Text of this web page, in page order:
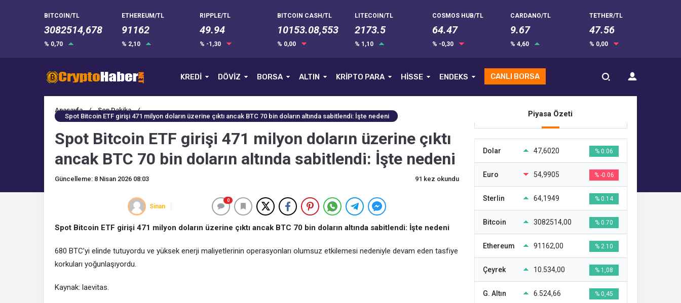
BITCOIN/TL
3082514,678
% 0,70
ETHEREUM/TL
91162
% 2,10
RIPPLE/TL
49.94
% -1,30
BITCOIN CASH/TL
10153.08,553
% 0,00
LITECOIN/TL
2173.5
% 1,10
COSMOS HUB/TL
64.47
% -0,30
CARDANO/TL
9.67
% 4,60
TETHER/TL
47.56
% 0,00
KREDİ DÖVİZ BORSA ALTIN KRİPTO PARA HİSSE ENDEKS CANLI BORSA
Anasayfa / Son Dakika
/
Spot Bitcoin ETF girişi 471 milyon doların üzerine çıktı ancak BTC 70 bin doların altında sabitlendi: İşte nedeni
Spot Bitcoin ETF girişi 471 milyon doların üzerine çıktı
ancak BTC 70 bin doların altında sabitlendi: İşte nedeni
Güncelleme: 8 Nisan 2026 08:03 91 kez okundu
Sinan
0
Spot Bitcoin ETF girişi 471 milyon doların üzerine çıktı ancak BTC 70 bin doların altında sabitlendi: İşte nedeni
680 BTC’yi elinde tutuyordu ve yüksek enerji maliyetlerinin operasyonları olumsuz etkilemesi nedeniyle devam eden tasfiye
korkuları yoğunlaşıyordu.
Kaynak: laevitas.
Piyasa Özeti
Dolar 47,6020 % 0.06
Euro 54,9905 % -0.06
Sterlin 64,1949 % 0.14
Bitcoin 3082514,00 % 0.70
Ethereum 91162,00 % 2.10
Çeyrek 10.534,00 % 1,08
G. Altın 6.524,66 % 0,45